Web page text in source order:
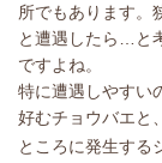
所でもあります。
と遭遇したら…と
ですよね。
特に遭遇しやすい
好むチョウバエと
ところに発生する